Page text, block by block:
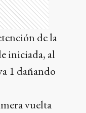
de la
iniciada, al
1 dañando
vuelta